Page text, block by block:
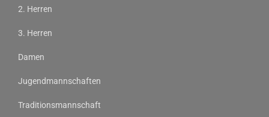
2. Herren
3. Herren
Damen
Jugendmannschaften
Traditionsmannschaft